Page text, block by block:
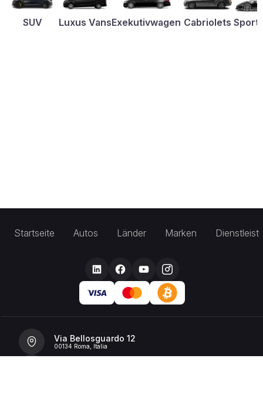
SUV Luxus VansExekutivwagen Cabriolets
Startseite Autos Länder Marken
Via Bellosguardo 12
00134 Roma, Italia